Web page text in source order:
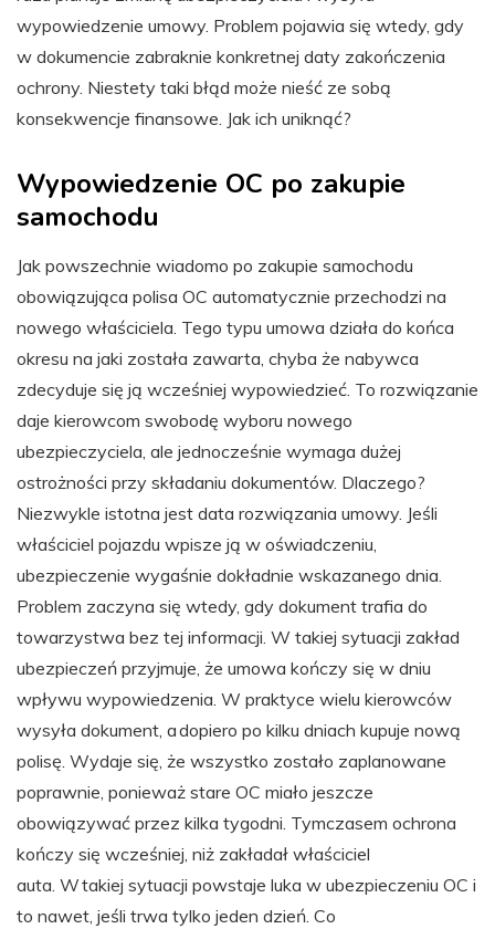
wypowiedzenie umowy. Problem pojawia się wtedy, gdy
w dokumencie zabraknie konkretnej daty zakończenia
ochrony. Niestety taki błąd może nieść ze sobą
konsekwencje finansowe. Jak ich uniknąć?
Wypowiedzenie OC po zakupie
samochodu
Jak powszechnie wiadomo po zakupie samochodu
obowiązująca polisa OC automatycznie przechodzi na
nowego właściciela. Tego typu umowa działa do końca
okresu na jaki została zawarta, chyba że nabywca
zdecyduje się ją wcześniej wypowiedzieć. To rozwiązanie
daje kierowcom swobodę wyboru nowego
ubezpieczyciela, ale jednocześnie wymaga dużej
ostrożności przy składaniu dokumentów. Dlaczego?
Niezwykle istotna jest data rozwiązania umowy. Jeśli
właściciel pojazdu wpisze ją w oświadczeniu,
ubezpieczenie wygaśnie dokładnie wskazanego dnia.
Problem zaczyna się wtedy, gdy dokument trafia do
towarzystwa bez tej informacji. W takiej sytuacji zakład
ubezpieczeń przyjmuje, że umowa kończy się w dniu
wpływu wypowiedzenia. W praktyce wielu kierowców
wysyła dokument, a dopiero po kilku dniach kupuje nową
polisę. Wydaje się, że wszystko zostało zaplanowane
poprawnie, ponieważ stare OC miało jeszcze
obowiązywać przez kilka tygodni. Tymczasem ochrona
kończy się wcześniej, niż zakładał właściciel
auta. W takiej sytuacji powstaje luka w ubezpieczeniu OC i
to nawet, jeśli trwa tylko jeden dzień. Co